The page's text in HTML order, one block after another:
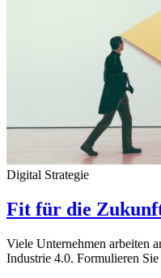
Digital Strategie
Fit für die
Viele Unternehmen arbeiten
Industrie 4.0. Formulieren